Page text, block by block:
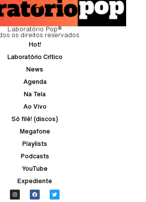
Laboratório Pop®
os direitos reservados
Hot!
Laboratório Crítico
News
Agenda
Na Tela
Ao Vivo
Só filé! (discos)
Megafone
Playlists
Podcasts
YouTube
Expediente